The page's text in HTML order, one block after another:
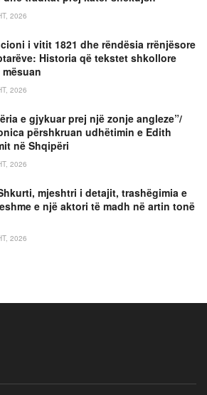
2026
i vitit 1821 dhe rëndësia rrënjësore
Historia që tekstet shkollore
2026
e gjykuar prej një zonje angleze”/
përshkruan udhëtimin e Edith
në Shqipëri
2026
mjeshtri i detajit, trashëgimia e
e një aktori të madh në artin tonë
2026